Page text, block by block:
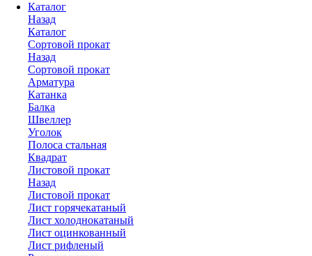
Каталог
Назад
Каталог
Сортовой прокат
Назад
Сортовой прокат
Арматура
Катанка
Балка
Швеллер
Уголок
Полоса стальная
Квадрат
Листовой прокат
Назад
Листовой прокат
Лист горячекатаный
Лист холоднокатаный
Лист оцинкованный
Лист рифленый